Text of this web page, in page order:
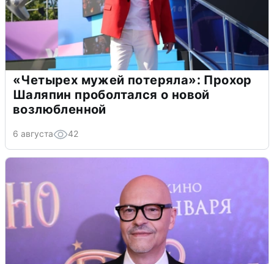
«Четырех мужей потеряла»: Прохор
Шаляпин проболтался о новой
возлюбленной
6 августа 42